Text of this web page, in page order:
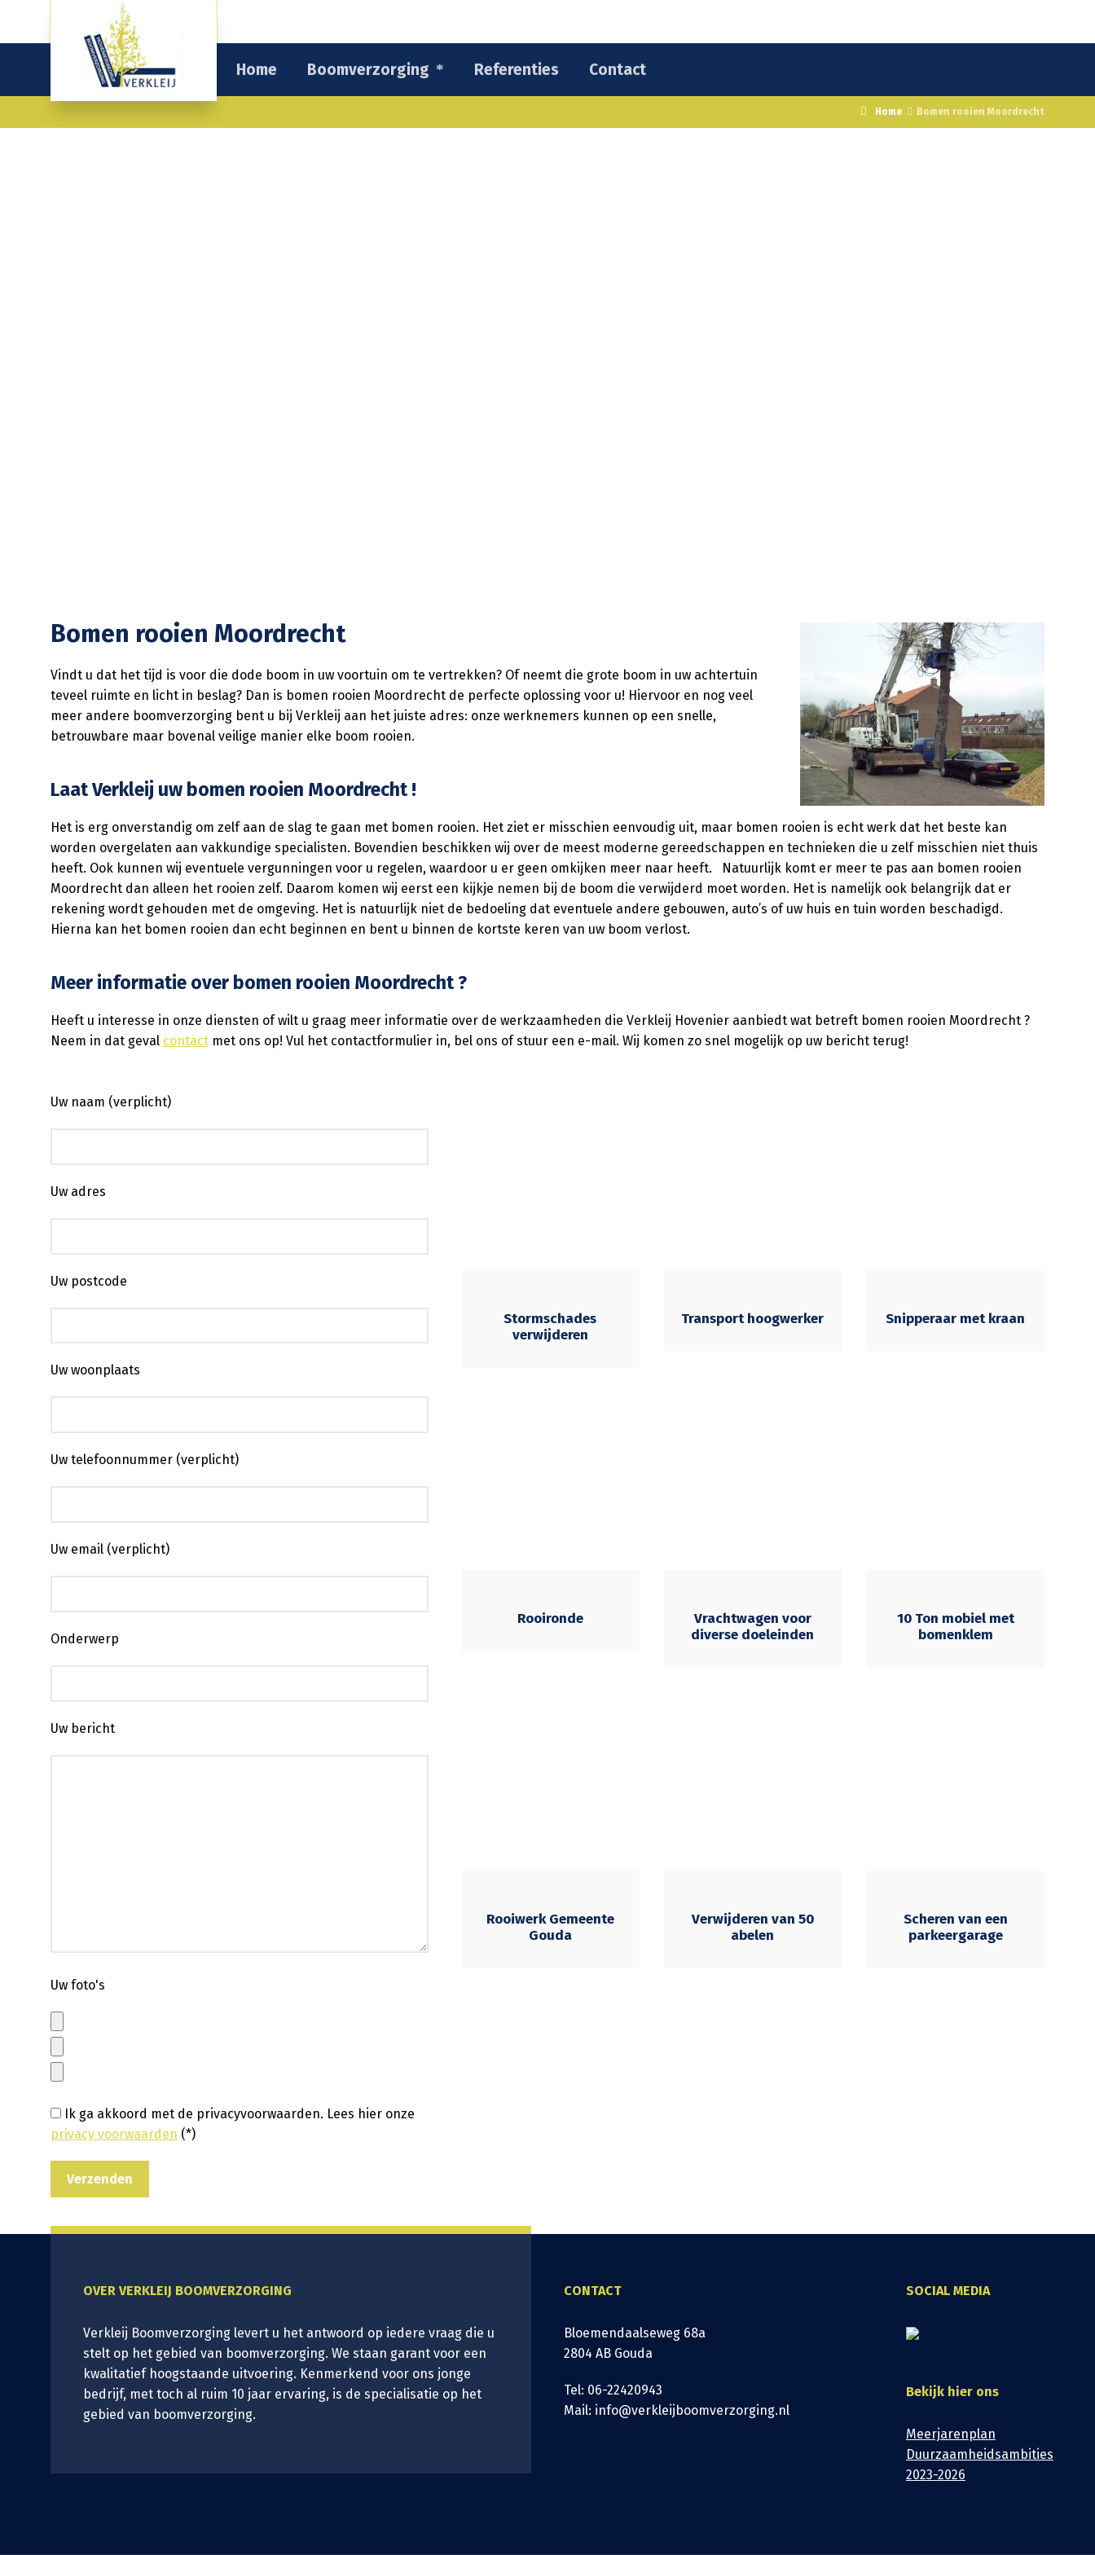
Home Boomverzorging Referenties Contact
Home Bomen rooien Moordrecht
Bomen rooien Moordrecht
Vindt u dat het tijd is voor die dode boom in uw voortuin om te vertrekken? Of neemt die grote boom in uw achtertuin
teveel ruimte en licht in beslag? Dan is bomen rooien Moordrecht de perfecte oplossing voor u! Hiervoor en nog veel
meer andere boomverzorging bent u bij Verkleij aan het juiste adres: onze werknemers kunnen op een snelle,
betrouwbare maar bovenal veilige manier elke boom rooien.
Laat Verkleij uw bomen rooien Moordrecht !
Het is erg onverstandig om zelf aan de slag te gaan met bomen rooien. Het ziet er misschien eenvoudig uit, maar bomen rooien is echt werk dat het beste kan
worden overgelaten aan vakkundige specialisten. Bovendien beschikken wij over de meest moderne gereedschappen en technieken die u zelf misschien niet thuis
heeft. Ook kunnen wij eventuele vergunningen voor u regelen, waardoor u er geen omkijken meer naar heeft. Natuurlijk komt er meer te pas aan bomen rooien
Moordrecht dan alleen het rooien zelf. Daarom komen wij eerst een kijkje nemen bij de boom die verwijderd moet worden. Het is namelijk ook belangrijk dat er
rekening wordt gehouden met de omgeving. Het is natuurlijk niet de bedoeling dat eventuele andere gebouwen, auto’s of uw huis en tuin worden beschadigd.
Hierna kan het bomen rooien dan echt beginnen en bent u binnen de kortste keren van uw boom verlost.
Meer informatie over bomen rooien Moordrecht ?
Heeft u interesse in onze diensten of wilt u graag meer informatie over de werkzaamheden die Verkleij Hovenier aanbiedt wat betreft bomen rooien Moordrecht ?
Neem in dat geval contact met ons op! Vul het contactformulier in, bel ons of stuur een e-mail. Wij komen zo snel mogelijk op uw bericht terug!
Uw naam (verplicht)
Uw adres
Uw postcode
Uw woonplaats
Uw telefoonnummer (verplicht)
Uw email (verplicht)
Onderwerp
Uw bericht
Uw foto's
Ik ga akkoord met de privacyvoorwaarden. Lees hier onze
privacy voorwaarden (*)
Stormschades
verwijderen
Transport hoogwerker Snipperaar met kraan
Rooironde
Vrachtwagen voor
diverse doeleinden
10 Ton mobiel met
bomenklem
Rooiwerk Gemeente
Gouda
Verwijderen van 50
abelen
Scheren van een
parkeergarage
OVER VERKLEIJ BOOMVERZORGING
Verkleij Boomverzorging levert u het antwoord op iedere vraag die u
stelt op het gebied van boomverzorging. We staan garant voor een
kwalitatief hoogstaande uitvoering. Kenmerkend voor ons jonge
bedrijf, met toch al ruim 10 jaar ervaring, is de specialisatie op het
gebied van boomverzorging.
CONTACT
Bloemendaalseweg 68a
2804 AB Gouda
Tel: 06-22420943
Mail: info@verkleijboomverzorging.nl
SOCIAL MEDIA
Bekijk hier ons
Meerjarenplan
Duurzaamheidsambities
2023-2026